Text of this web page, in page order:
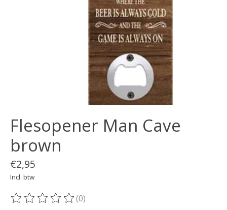
Flesopener Man Cave
brown
€2,95
Incl. btw
De beoordeling van dit product is
(0)